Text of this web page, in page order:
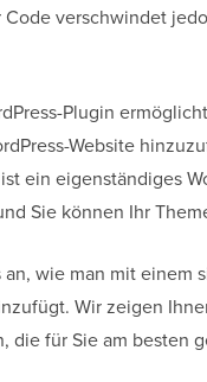
verschwindet
Plugin
Website
ein eigenständiges
Sie können Ihr
an, wie man mit einem
Wir zeigen
die für Sie am besten